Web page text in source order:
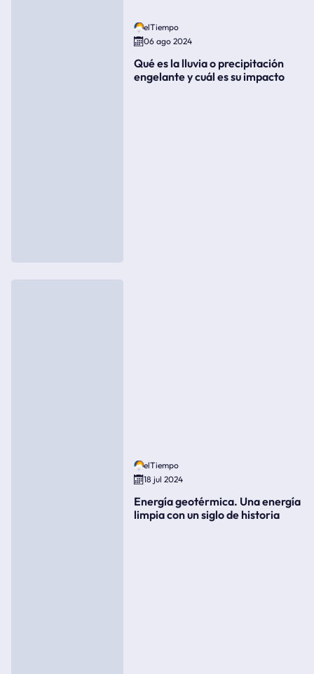
elTiempo
06 ago 2024
Qué es la lluvia o precipitación
engelante y cuál es su impacto
elTiempo
18 jul 2024
Energía geotérmica. Una energía
limpia con un siglo de historia